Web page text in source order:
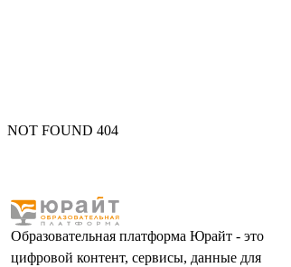
NOT FOUND 404
Образовательная платформа Юрайт - это
цифровой контент, сервисы, данные для